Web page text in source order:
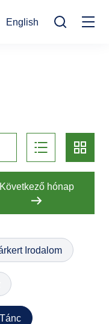
English
card
Következő hónap
Irodalom
Tánc